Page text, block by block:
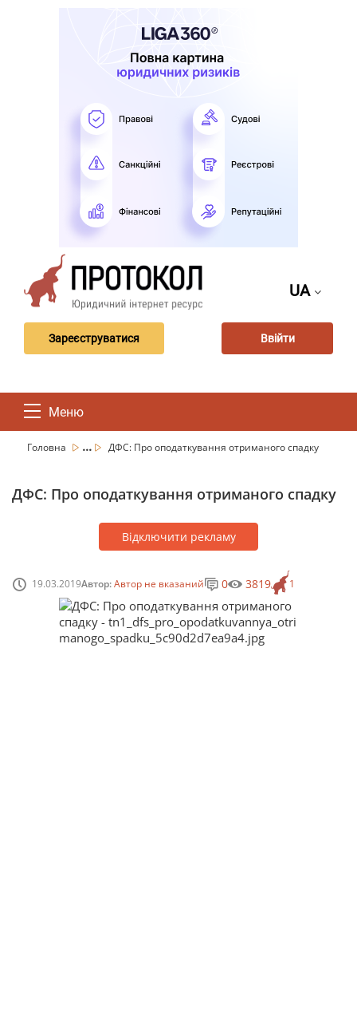
UA
Зареєструватися Ввійти
Меню
Головна ... ДФС: Про оподаткування отриманого спадку
ДФС: Про оподаткування отриманого спадку
Відключити рекламу
19.03.2019Автор:Автор не вказаний 1
0 3819